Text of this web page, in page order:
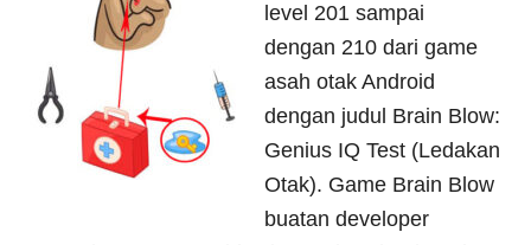
level 201 sampai
dengan 210 dari game
asah otak Android
dengan judul Brain Blow:
Genius IQ Test (Ledakan
Otak). Game Brain Blow
buatan developer